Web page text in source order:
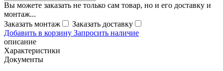
Вы можете заказать не только сам товар, но и его доставку и
монтаж...
Заказать монтаж
Заказать доставку
Добавить в корзину Запросить наличие
описание
Характеристики
Документы